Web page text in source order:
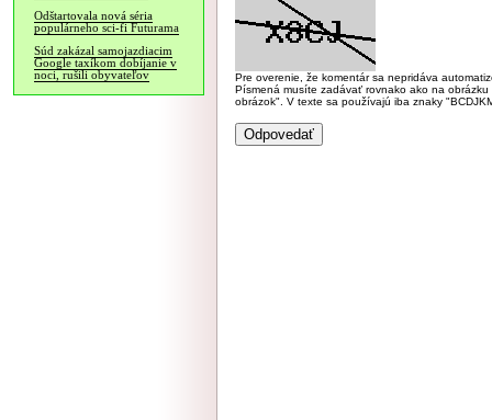
Odštartovala nová séria
populárneho sci-fi Futurama
Súd zakázal samojazdiacim
Google taxíkom dobíjanie v
noci, rušili obyvateľov
Pre overenie, že komentár sa nepridáva
Písmená musíte zadávať rovnako ako na
obrázok". V texte sa používajú iba znaky